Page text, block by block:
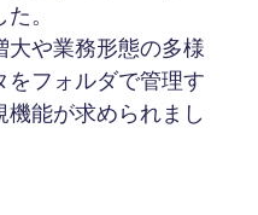
。
や業務形態の多様
フォルダで管理す
能が求められまし